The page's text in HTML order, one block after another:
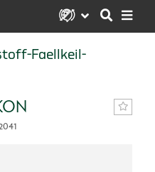
Faellkeil-